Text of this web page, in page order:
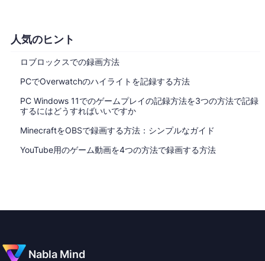
人気のヒント
ロブロックスでの録画方法
PCでOverwatchのハイライトを記録する方法
PC Windows 11でのゲームプレイの記録方法を3つの方法で記録
するにはどうすればいいですか
MinecraftをOBSで録画する方法：シンプルなガイド
YouTube用のゲーム動画を4つの方法で録画する方法
Nabla Mind